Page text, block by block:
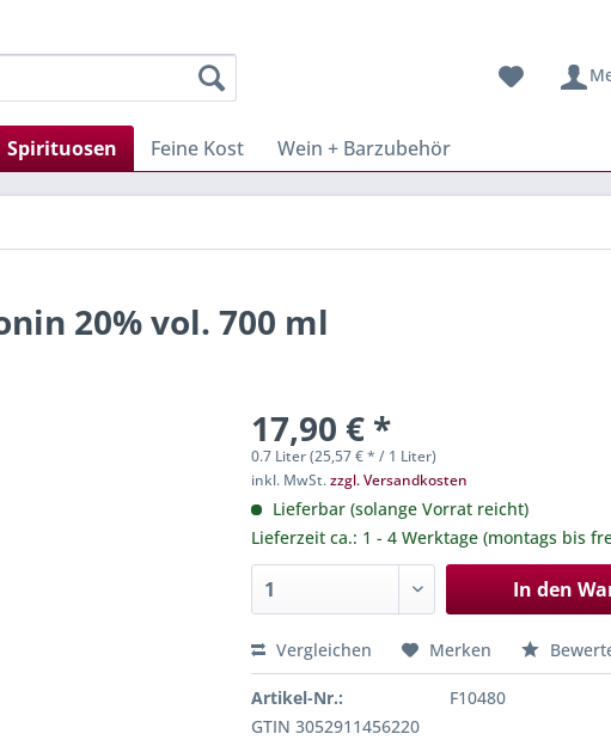
Spirituosen Feine Kost Wein + Barzubehör
20% vol. 700 ml
17,90 € *
0.7 Liter (25,57 € * / 1 Liter)
inkl. MwSt.zzgl. Versandkosten
Lieferbar (solange Vorrat reicht)
Lieferzeit ca.: 1 - 4 Werktage (montags bis
In den
Vergleichen Merken
Artikel-Nr.:
F10480
GTIN 3052911456220